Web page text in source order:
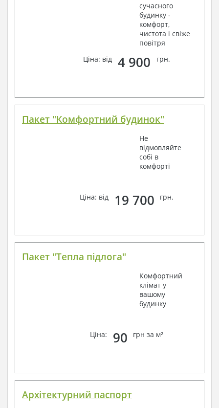
сучасного
будинку -
комфорт,
чистота і свіже
повітря
Ціна: від
4 900 грн.
Пакет "Комфортний будинок"
Не
відмовляйте
собі в
комфорті
Ціна: від 19 700 грн.
Пакет "Тепла підлога"
Комфортний
клімат у
вашому
будинку
Ціна: 90 грн за м²
Архітектурний паспорт